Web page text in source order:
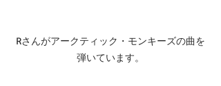
Rさんがアークティック・モンキーズの曲を
弾いています。